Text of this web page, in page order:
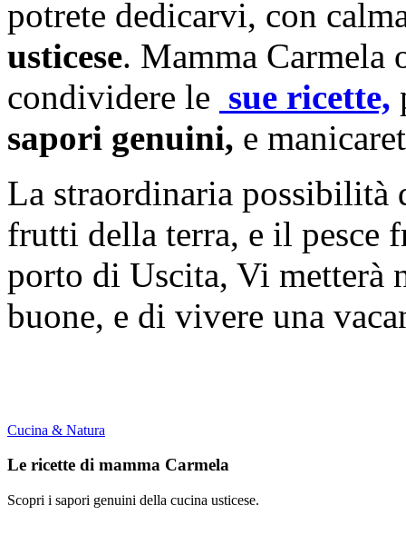
potrete dedicarvi, con
usticese. Mamma Carmela
condividere le sue ricette,
sapori genuini, e
La straordinaria possibilità
frutti della terra, e il pesce
porto di Uscita, Vi
buone, e di vivere una
Cucina & Natura
Le ricette di mamma Carmela
Scopri i sapori genuini della cucina usticese.